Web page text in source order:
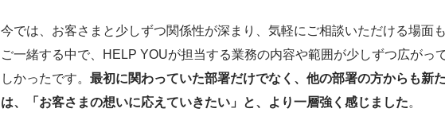
今では、お客さまと少しずつ関係性が深まり、気軽にご相談いただける場面
ご一緒する中で、HELP YOUが担当する業務の内容や範囲が少しずつ広がっ
しかったです。最初に関わっていた部署だけでなく、他の部署の方からも新
は、「お客さまの想いに応えていきたい」と、より一層強く感じました。